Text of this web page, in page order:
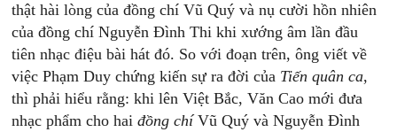
thật hài lòng của đồng chí Vũ Quý và nụ cười hồn nhiên
của đồng chí Nguyễn Đình Thi khi xướng âm lần đầu
tiên nhạc điệu bài hát đó. So với đoạn trên, ông viết về
việc Phạm Duy chứng kiến sự ra đời của Tiến quân ca,
thì phải hiểu rằng: khi lên Việt Bắc, Văn Cao mới đưa
nhạc phẩm cho haiđồng chíVũ Quý và Nguyễn Đình